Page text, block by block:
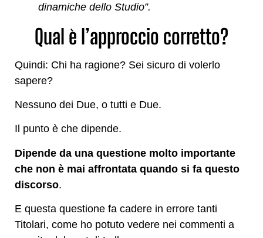
dinamiche dello Studio”.
Qual è l’approccio corretto?
Quindi: Chi ha ragione? Sei sicuro di volerlo
sapere?
Nessuno dei Due, o tutti e Due.
Il punto è che dipende.
Dipende da una questione molto importante
che non è mai affrontata quando si fa questo
discorso.
E questa questione fa cadere in errore tanti
Titolari, come ho potuto vedere nei commenti a